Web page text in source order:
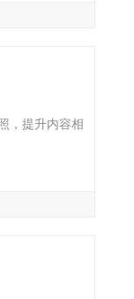
，提升内容相